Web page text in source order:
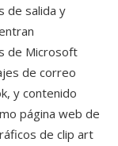
de salida y
de Microsoft
de correo
y contenido
página web de
de clip art